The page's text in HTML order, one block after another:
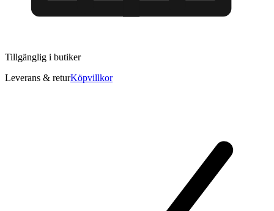
Tillgänglig i butiker
Leverans & returKöpvillkor